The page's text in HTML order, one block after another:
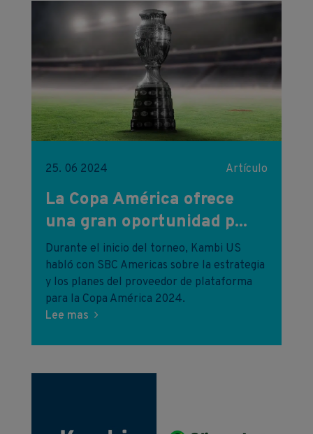
25. 06 2024 Artículo
La Copa América ofrece
una gran oportunidad p...
Durante el inicio del torneo, Kambi US
habló con SBC Americas sobre la estrategia
y los planes del proveedor de plataforma
para la Copa América 2024.
Lee mas